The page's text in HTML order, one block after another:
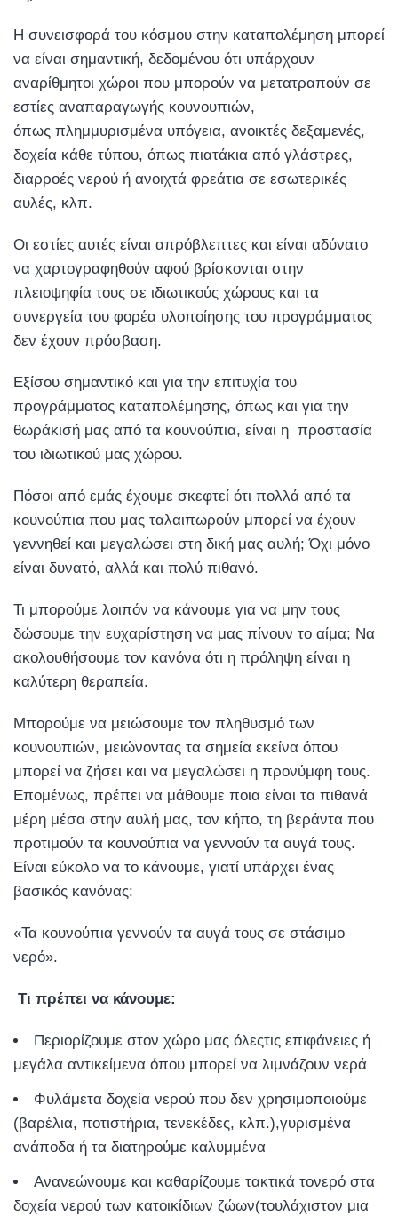
Η συνεισφορά του κόσμου στην καταπολέμηση μπορεί
να είναι σημαντική, δεδομένου ότι υπάρχουν
αναρίθμητοι χώροι που μπορούν να μετατραπούν σε
εστίες αναπαραγωγής κουνουπιών,
όπως πλημμυρισμένα υπόγεια, ανοικτές δεξαμενές,
δοχεία κάθε τύπου, όπως πιατάκια από γλάστρες,
διαρροές νερού ή ανοιχτά φρεάτια σε εσωτερικές
αυλές, κλπ.
Οι εστίες αυτές είναι απρόβλεπτες και είναι αδύνατο
να χαρτογραφηθούν αφού βρίσκονται στην
πλειοψηφία τους σε ιδιωτικούς χώρους και τα
συνεργεία του φορέα υλοποίησης του προγράμματος
δεν έχουν πρόσβαση.
Εξίσου σημαντικό και για την επιτυχία του
προγράμματος καταπολέμησης, όπως και για την
θωράκισή μας από τα κουνούπια, είναι η προστασία
του ιδιωτικού μας χώρου.
Πόσοι από εμάς έχουμε σκεφτεί ότι πολλά από τα
κουνούπια που μας ταλαιπωρούν μπορεί να έχουν
γεννηθεί και μεγαλώσει στη δική μας αυλή; Όχι μόνο
είναι δυνατό, αλλά και πολύ πιθανό.
Τι μπορούμε λοιπόν να κάνουμε για να μην τους
δώσουμε την ευχαρίστηση να μας πίνουν το αίμα; Να
ακολουθήσουμε τον κανόνα ότι η πρόληψη είναι η
καλύτερη θεραπεία.
Μπορούμε να μειώσουμε τον πληθυσμό των
κουνουπιών, μειώνοντας τα σημεία εκείνα όπου
μπορεί να ζήσει και να μεγαλώσει η προνύμφη τους.
Επομένως, πρέπει να μάθουμε ποια είναι τα πιθανά
μέρη μέσα στην αυλή μας, τον κήπο, τη βεράντα που
προτιμούν τα κουνούπια να γεννούν τα αυγά τους.
Είναι εύκολο να το κάνουμε, γιατί υπάρχει ένας
βασικός κανόνας:
«Τα κουνούπια γεννούν τα αυγά τους σε στάσιμο
νερό».
Τι πρέπει να κάνουμε:
Περιορίζουμε στον χώρο μας όλεςτις επιφάνειες ή
μεγάλα αντικείμενα όπου μπορεί να λιμνάζουν νερά
Φυλάμετα δοχεία νερού που δεν χρησιμοποιούμε
(βαρέλια, ποτιστήρια, τενεκέδες, κλπ.),γυρισμένα
ανάποδα ή τα διατηρούμε καλυμμένα
Ανανεώνουμε και καθαρίζουμε τακτικά τονερό στα
δοχεία νερού των κατοικίδιων ζώων(τουλάχιστον μια